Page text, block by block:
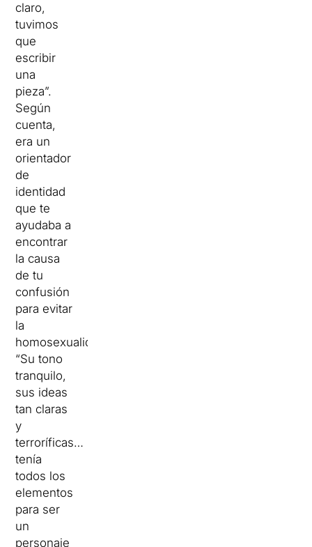
claro,
tuvimos
que
escribir
una
pieza”.
Según
cuenta,
era un
orientador
de
identidad
que te
ayudaba a
encontrar
la causa
de tu
confusión
para evitar
la
homosexualidad.
“Su tono
tranquilo,
sus ideas
tan claras
y
terroríficas…
tenía
todos los
elementos
para ser
un
personaje